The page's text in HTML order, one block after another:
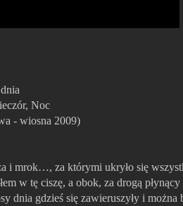
Noc
- wiosna 2009)
mrok…, za którymi ukryło się
w tę ciszę, a obok, za drogą
dnia gdzieś się zawieruszyły i